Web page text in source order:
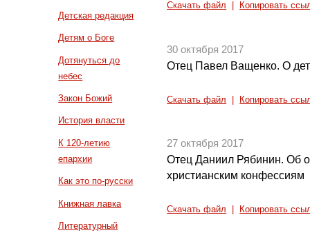
Детская редакция
Детям о Боге
Дотянуться до
небес
Закон Божий
История власти
К 120-летию
епархии
Как это по-русски
Книжная лавка
Литературный
Скачать файл Копировать
30 октября 2017
Отец Павел Ващенко. О
Скачать файл Копировать
27 октября 2017
Отец Даниил Рябинин. Об
христианским конфессиям
Скачать файл Копировать